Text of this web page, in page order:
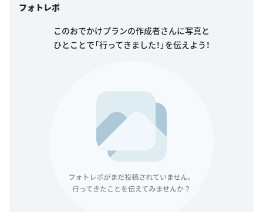
フォトレポ
このおでかけプランの作成者さんに写真と
ひとことで「行ってきました！」を伝えよう！